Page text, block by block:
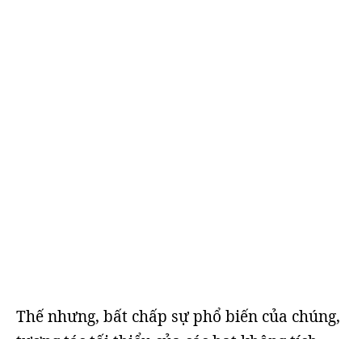
Thế nhưng, bất chấp sự phổ biến của chúng,